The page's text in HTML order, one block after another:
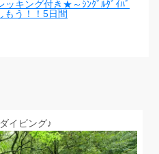
キング付き★～ｼﾝｸﾞﾙﾀﾞｲﾊﾞ
もう！！5日間
イビング♪